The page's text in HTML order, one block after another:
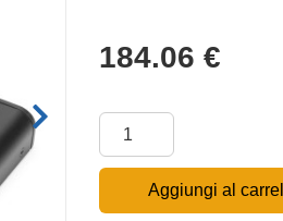
184.06 €
Aggiungi al